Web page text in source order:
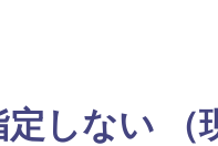
定しない （